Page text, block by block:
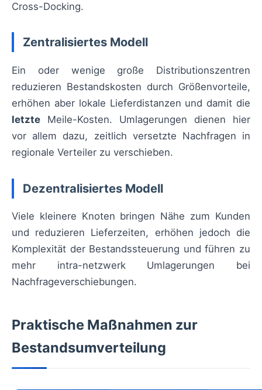
Cross-Docking.
Zentralisiertes Modell
Ein oder wenige große Distributionszentren
reduzieren Bestandskosten durch Größenvorteile,
erhöhen aber lokale Lieferdistanzen und damit die
letzte Meile-Kosten. Umlagerungen dienen hier
vor allem dazu, zeitlich versetzte Nachfragen in
regionale Verteiler zu verschieben.
Dezentralisiertes Modell
Viele kleinere Knoten bringen Nähe zum Kunden
und reduzieren Lieferzeiten, erhöhen jedoch die
Komplexität der Bestandssteuerung und führen zu
mehr intra-netzwerk Umlagerungen bei
Nachfrageverschiebungen.
Praktische Maßnahmen zur
Bestandsumverteilung